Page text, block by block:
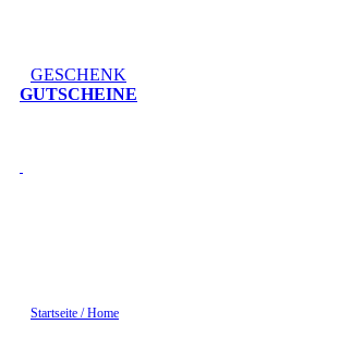
GESCHENK
GUTSCHEINE
Startseite / Home